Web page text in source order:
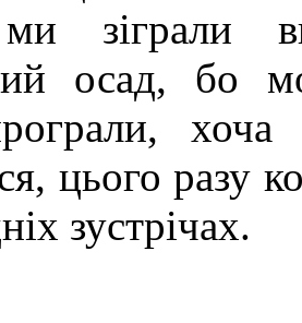
зіграли
осад, бо
цього разу
зустрічах.